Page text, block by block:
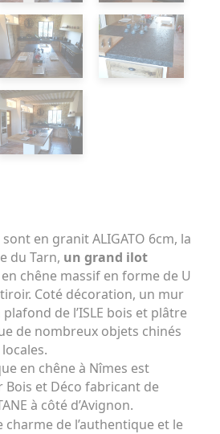
en granit ALIGATO 6cm, la
du Tarn, un grand ilot
en chêne massif en forme de U
Coté décoration, un mur
de l’ISLE bois et plâtre
de nombreux objets chinés
en chêne à Nîmes est
Bois et Déco fabricant de
à côté d’Avignon.
charme de l’authentique et le